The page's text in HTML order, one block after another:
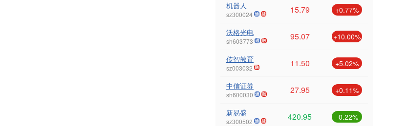
机器人
sz300024 15.79 +0.77%
沃格光电
sh603773 95.07 +10.00%
传智教育
sz003032 11.50 +5.02%
中信证券
sh600030 27.95 +0.11%
新易盛
sz300502 420.95 -0.22%